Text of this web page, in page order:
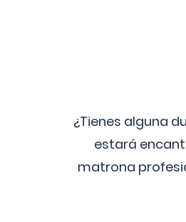
¿Tienes alguna
estará
matrona